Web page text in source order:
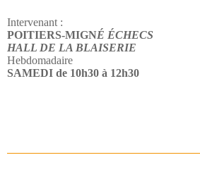
Intervenant :
POITIERS-MIGNÉ ÉCHECS
HALL DE LA BLAISERIE
Hebdomadaire
SAMEDI de 10h30 à 12h30